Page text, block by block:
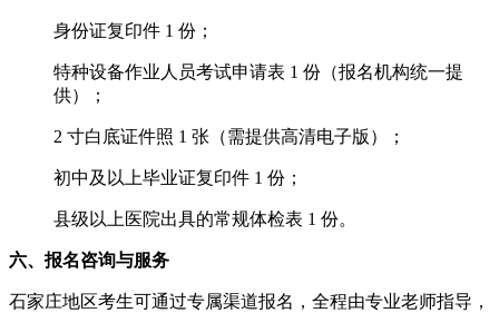
身份证复印件 1 份；
特种设备作业人员考试申请表 1 份（报名机构统一提
供）；
2 寸白底证件照 1 张（需提供高清电子版）；
初中及以上毕业证复印件 1 份；
县级以上医院出具的常规体检表 1 份。
六、报名咨询与服务
石家庄地区考生可通过专属渠道报名，全程由专业老师指导，